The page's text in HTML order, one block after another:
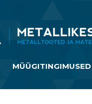
MÜÜGITINGIMUSED